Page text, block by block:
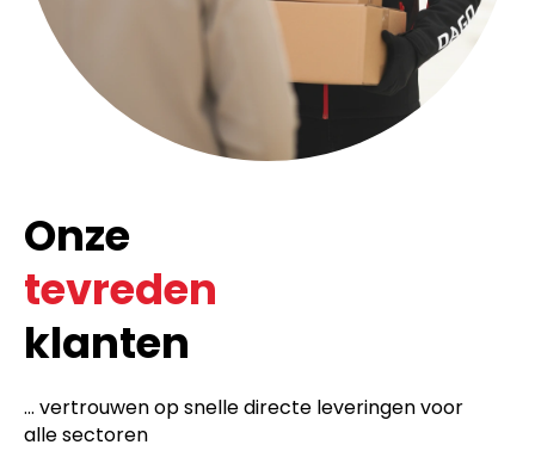
Onze
tevreden
klanten
... vertrouwen op snelle directe leveringen voor
alle sectoren